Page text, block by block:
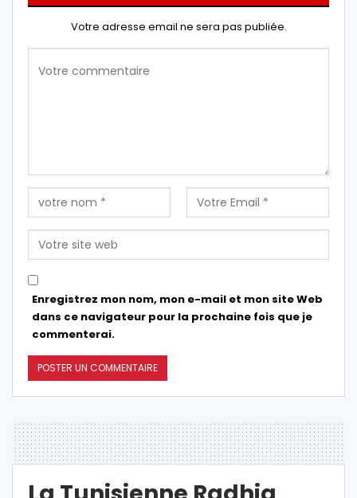
Votre adresse email ne sera pas publiée.
Enregistrez mon nom, mon e-mail et mon site Web
dans ce navigateur pour la prochaine fois que je
commenterai.